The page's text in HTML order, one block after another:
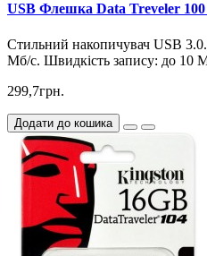
USB Флешка Data Treveler
Стильний накопичувач USB
Мб/с. Швидкість запису: до 10
299,7грн.
Додати до кошика